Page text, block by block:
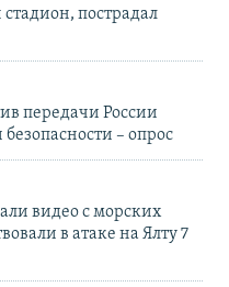
пострадал
передачи России
– опрос
видео с морских
в атаке на Ялту 7